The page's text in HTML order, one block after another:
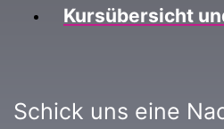
Kursübersicht
Schick uns eine